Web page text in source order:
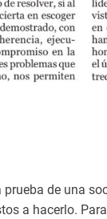
de una
a hacerlo.